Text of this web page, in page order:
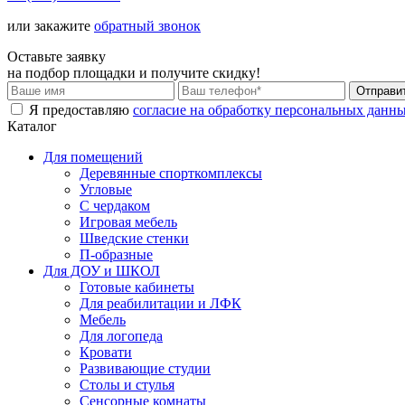
или закажите обратный звонок
Оставьте заявку
на подбор площадки и получите скидку!
Я предоставляю согласие на обработку персональных
Каталог
Для помещений
Деревянные спорткомплексы
Угловые
С чердаком
Игровая мебель
Шведские стенки
П-образные
Для ДОУ и ШКОЛ
Готовые кабинеты
Для реабилитации и ЛФК
Мебель
Для логопеда
Кровати
Развивающие студии
Столы и стулья
Сенсорные комнаты